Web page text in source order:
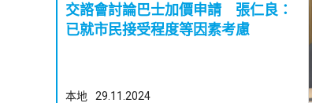
交諮會討論巴士加價申請 張仁良：
已就市民接受程度等因素考慮
本地 29.11.2024